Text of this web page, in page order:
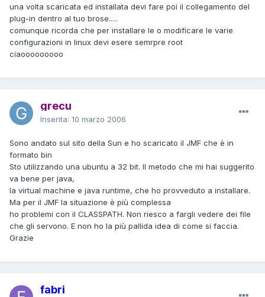
una volta scaricata ed installata devi fare poi il collegamento del
plug-in dentro al tuo brose.....
comunque ricorda che per installare le o modificare le varie
configurazioni in linux devi esere semrpre root
ciaooooooooo
grecu
Inserita: 10 marzo 2006
Sono andato sul sito della Sun e ho scaricato il JMF che è in
formato bin
Sto utilizzando una ubuntu a 32 bit. Il metodo che mi hai suggerito
va bene per java,
la virtual machine e java runtime, che ho provveduto a installare.
Ma per il JMF la situazione è più complessa
ho problemi con il CLASSPATH. Non riesco a fargli vedere dei file
che gli servono. E non ho la più pallida idea di come si faccia.
Grazie
fabri